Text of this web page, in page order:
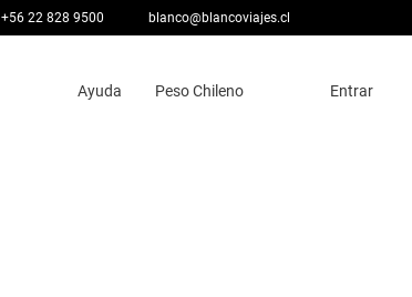
+56 22 828 9500 blanco@blancoviajes.cl
Ayuda Peso Chileno Entrar